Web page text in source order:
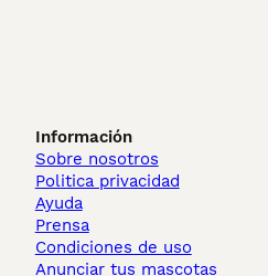
Información
Sobre nosotros
Politica privacidad
Ayuda
Prensa
Condiciones de uso
Anunciar tus mascotas